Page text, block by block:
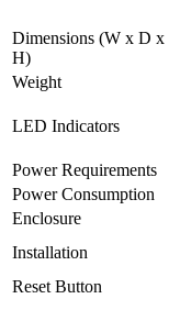
Dimensions (W x D x
H)
Weight
LED Indicators
Power Requirements
Power Consumption
Enclosure
Installation
Reset Button